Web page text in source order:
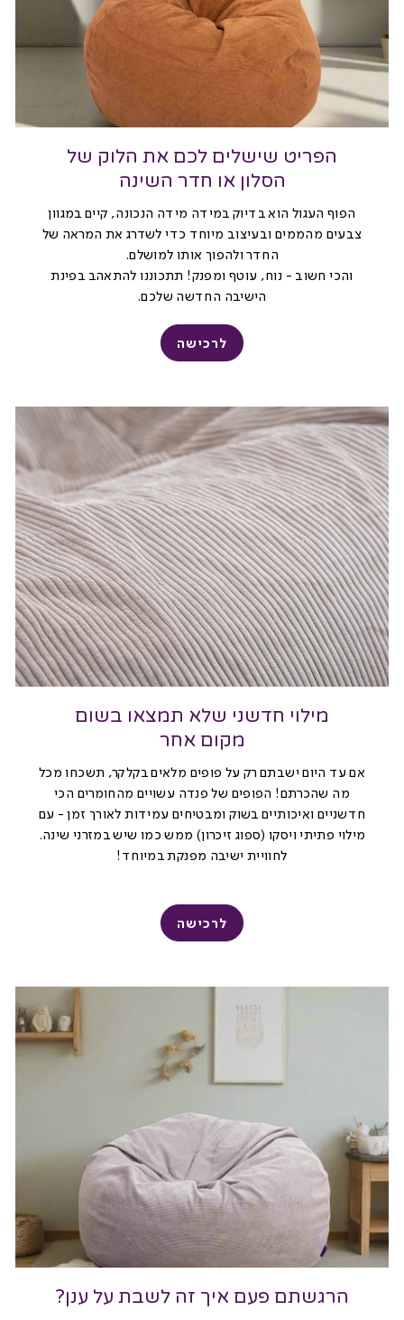
הפריט שישלים לכם את הלוק של
הסלון או חדר השינה
הפוף העגול הוא בדיוק במידה מידה הנכונה, קיים במגוון
צבעים מהממים ובעיצוב מיוחד כדי לשדרג את המראה של
החדר ולהפוך אותו למושלם.
והכי חשוב - נוח, עוטף ומפנק! תתכוננו להתאהב בפינת
הישיבה החדשה שלכם.
לרכישה
מילוי חדשני שלא תמצאו בשום
מקום אחר
אם עד היום ישבתם רק על פופים מלאים בקלקר, תשכחו מכל
מה שהכרתם! הפופים של פנדה עשויים מהחומרים הכי
חדשניים ואיכותיים בשוק ומבטיחים עמידות לאורך זמן - עם
מילוי פתיתי ויסקו (ספוג זיכרון) ממש כמו שיש במזרני שינה.
לחוויית ישיבה מפנקת במיוחד!
לרכישה
הרגשתם פעם איך זה לשבת על ענן?